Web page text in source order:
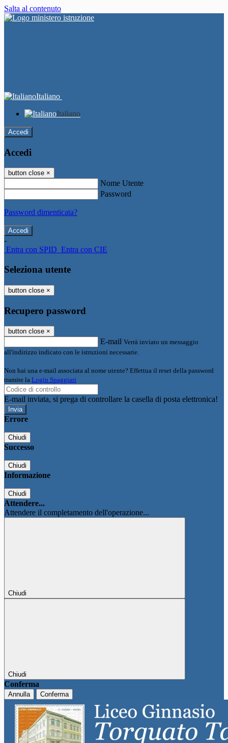
Salta al contenuto
Italiano
Italiano
Accedi
Accedi
button close ×
Nome Utente
Password
Password dimenticata?
-
Entra con SPID Entra con CIE
Seleziona utente
button close ×
Recupero password
button close ×
E-mail Verrà inviato un messaggio
all'indirizzo indicato con le istruzioni necessarie.
Non hai una e-mail associata al nome utente? Effettua il reset della password
tramite la Login Spaggiari
E-mail inviata, si prega di controllare la casella di posta elettronica!
Errore
Chiudi
Successo
Chiudi
Informazione
Chiudi
Attendere...
Attendere il completamento dell'operazione...
Chiudi
Chiudi
Conferma
Annulla Conferma